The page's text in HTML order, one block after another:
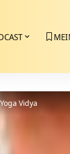
Vidya